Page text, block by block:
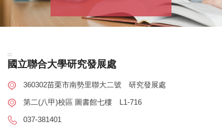
:::
國立聯合大學研究發展處
360302苗栗市南勢里聯大二號 研究發展處
第二(八甲)校區 圖書館七樓 L1-716
037-381401